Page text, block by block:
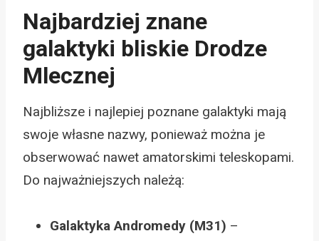
Najbardziej znane
galaktyki bliskie Drodze
Mlecznej
Najbliższe i najlepiej poznane galaktyki mają
swoje własne nazwy, ponieważ można je
obserwować nawet amatorskimi teleskopami.
Do najważniejszych należą:
Galaktyka Andromedy (M31) –